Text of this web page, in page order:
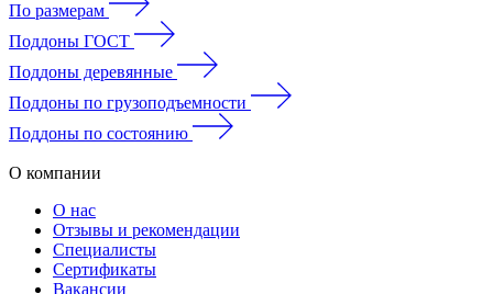
По размерам
Поддоны ГОСТ
Поддоны деревянные
Поддоны по грузоподъемности
Поддоны по состоянию
О компании
О нас
Отзывы и рекомендации
Специалисты
Сертификаты
Вакансии